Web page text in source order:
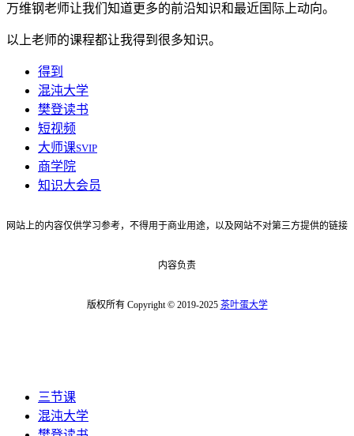
万维钢老师让我们知道更多的前沿知识和最近国际上动向。
以上老师的课程都让我得到很多知识。
得到
混沌大学
樊登读书
短视频
大师课SVIP
商学院
知识大会员
网站上的内容仅供学习参考，不得用于商业用途，以及网站不对第三方提供的链接
内容负责
版权所有 Copyright © 2019-2025 茶叶蛋大学
三节课
混沌大学